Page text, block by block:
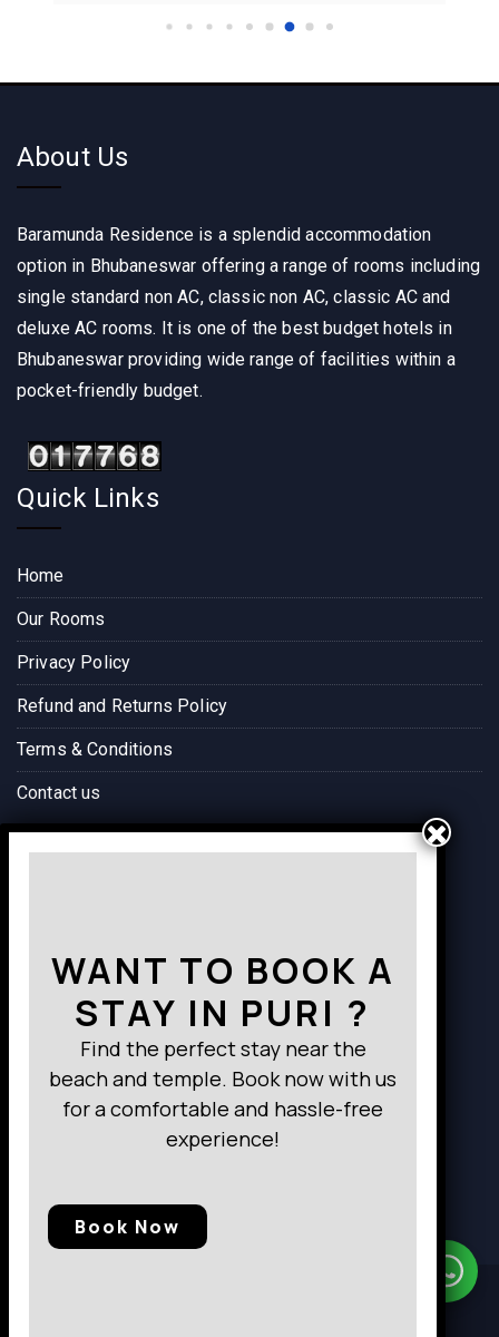
About Us
Baramunda Residence is a splendid accommodation
option in Bhubaneswar offering a range of rooms including
single standard non AC, classic non AC, classic AC and
deluxe AC rooms. It is one of the best budget hotels in
Bhubaneswar providing wide range of facilities within a
pocket-friendly budget.
Quick Links
Home
Our Rooms
Privacy Policy
Refund and Returns Policy
Terms & Conditions
Contact us
Way to Destination
WANT TO BOOK A
STAY IN PURI ?
Find the perfect stay near the
beach and temple. Book now with us
for a comfortable and hassle-free
experience!
Book Now